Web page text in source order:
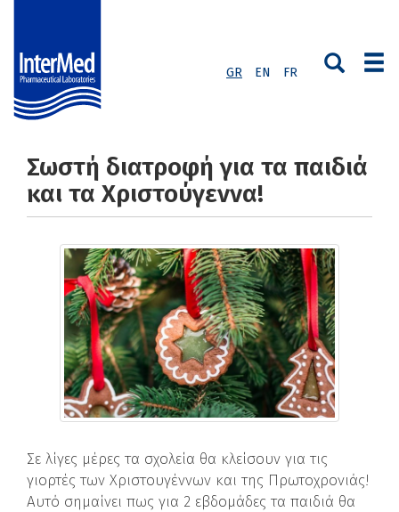
GR EN FR
Σωστή διατροφή για τα παιδιά
και τα Χριστούγεννα!
Σε λίγες μέρες τα σχολεία θα κλείσουν για τις
γιορτές των Χριστουγέννων και της Πρωτοχρονιάς!
Αυτό σημαίνει πως για 2 εβδομάδες τα παιδιά θα